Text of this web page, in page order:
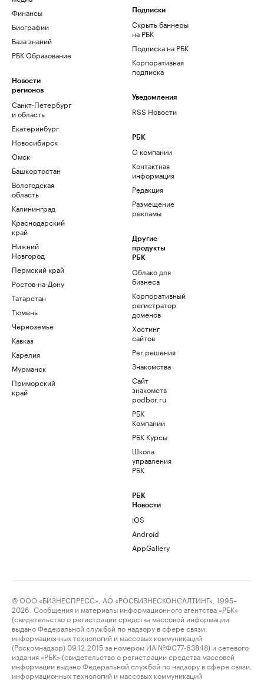
Финансы
Биографии
База знаний
РБК Образование
Новости
регионов
Санкт-Петербург
и область
Екатеринбург
Новосибирск
Омск
Башкортостан
Вологодская
область
Калининград
Краснодарский
край
Нижний
Новгород
Пермский край
Ростов-на-Дону
Татарстан
Тюмень
Черноземье
Кавказ
Карелия
Мурманск
Приморский
край
Подписки
Скрыть баннеры
на РБК
Подписка на РБК
Корпоративная
подписка
Уведомления
RSS Новости
РБК
О компании
Контактная
информация
Редакция
Размещение
рекламы
Другие
продукты
РБК
Облако для
бизнеса
Корпоративный
регистратор
доменов
Хостинг
сайтов
Рег.решения
Знакомства
Сайт
знакомств
podbor.ru
РБК
Компании
РБК Курсы
Школа
управления
РБК
РБК
Новости
iOS
Android
AppGallery
© ООО «БИЗНЕСПРЕСС», АО «РОСБИЗНЕСКОНСАЛТИНГ», 1995–
2026. Сообщения и материалы информационного агентства «РБК»
(свидетельство о регистрации средства массовой информации
выдано Федеральной службой по надзору в сфере связи,
информационных технологий и массовых коммуникаций
(Роскомнадзор) 09.12.2015 за номером ИА №ФС77-63848) и сетевого
издания «РБК» (свидетельство о регистрации средства массовой
информации выдано Федеральной службой по надзору в сфере связи,
информационных технологий и массовых коммуникаций